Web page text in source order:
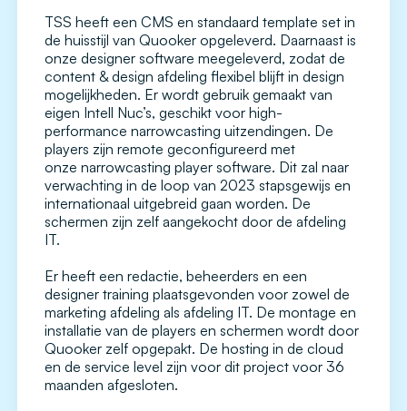
TSS heeft een CMS en standaard template set in
de huisstijl van Quooker opgeleverd. Daarnaast is
onze designer software meegeleverd, zodat de
content & design afdeling flexibel blijft in design
mogelijkheden. Er wordt gebruik gemaakt van
eigen Intell Nuc’s, geschikt voor high-
performance narrowcasting uitzendingen. De
players zijn remote geconfigureerd met
onze narrowcasting player software. Dit zal naar
verwachting in de loop van 2023 stapsgewijs en
internationaal uitgebreid gaan worden. De
schermen zijn zelf aangekocht door de afdeling
IT.
Er heeft een redactie, beheerders en een
designer training plaatsgevonden voor zowel de
marketing afdeling als afdeling IT. De montage en
installatie van de players en schermen wordt door
Quooker zelf opgepakt. De hosting in de cloud
en de service level zijn voor dit project voor 36
maanden afgesloten.